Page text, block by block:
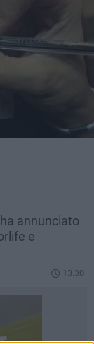
annunciato
e
13.30